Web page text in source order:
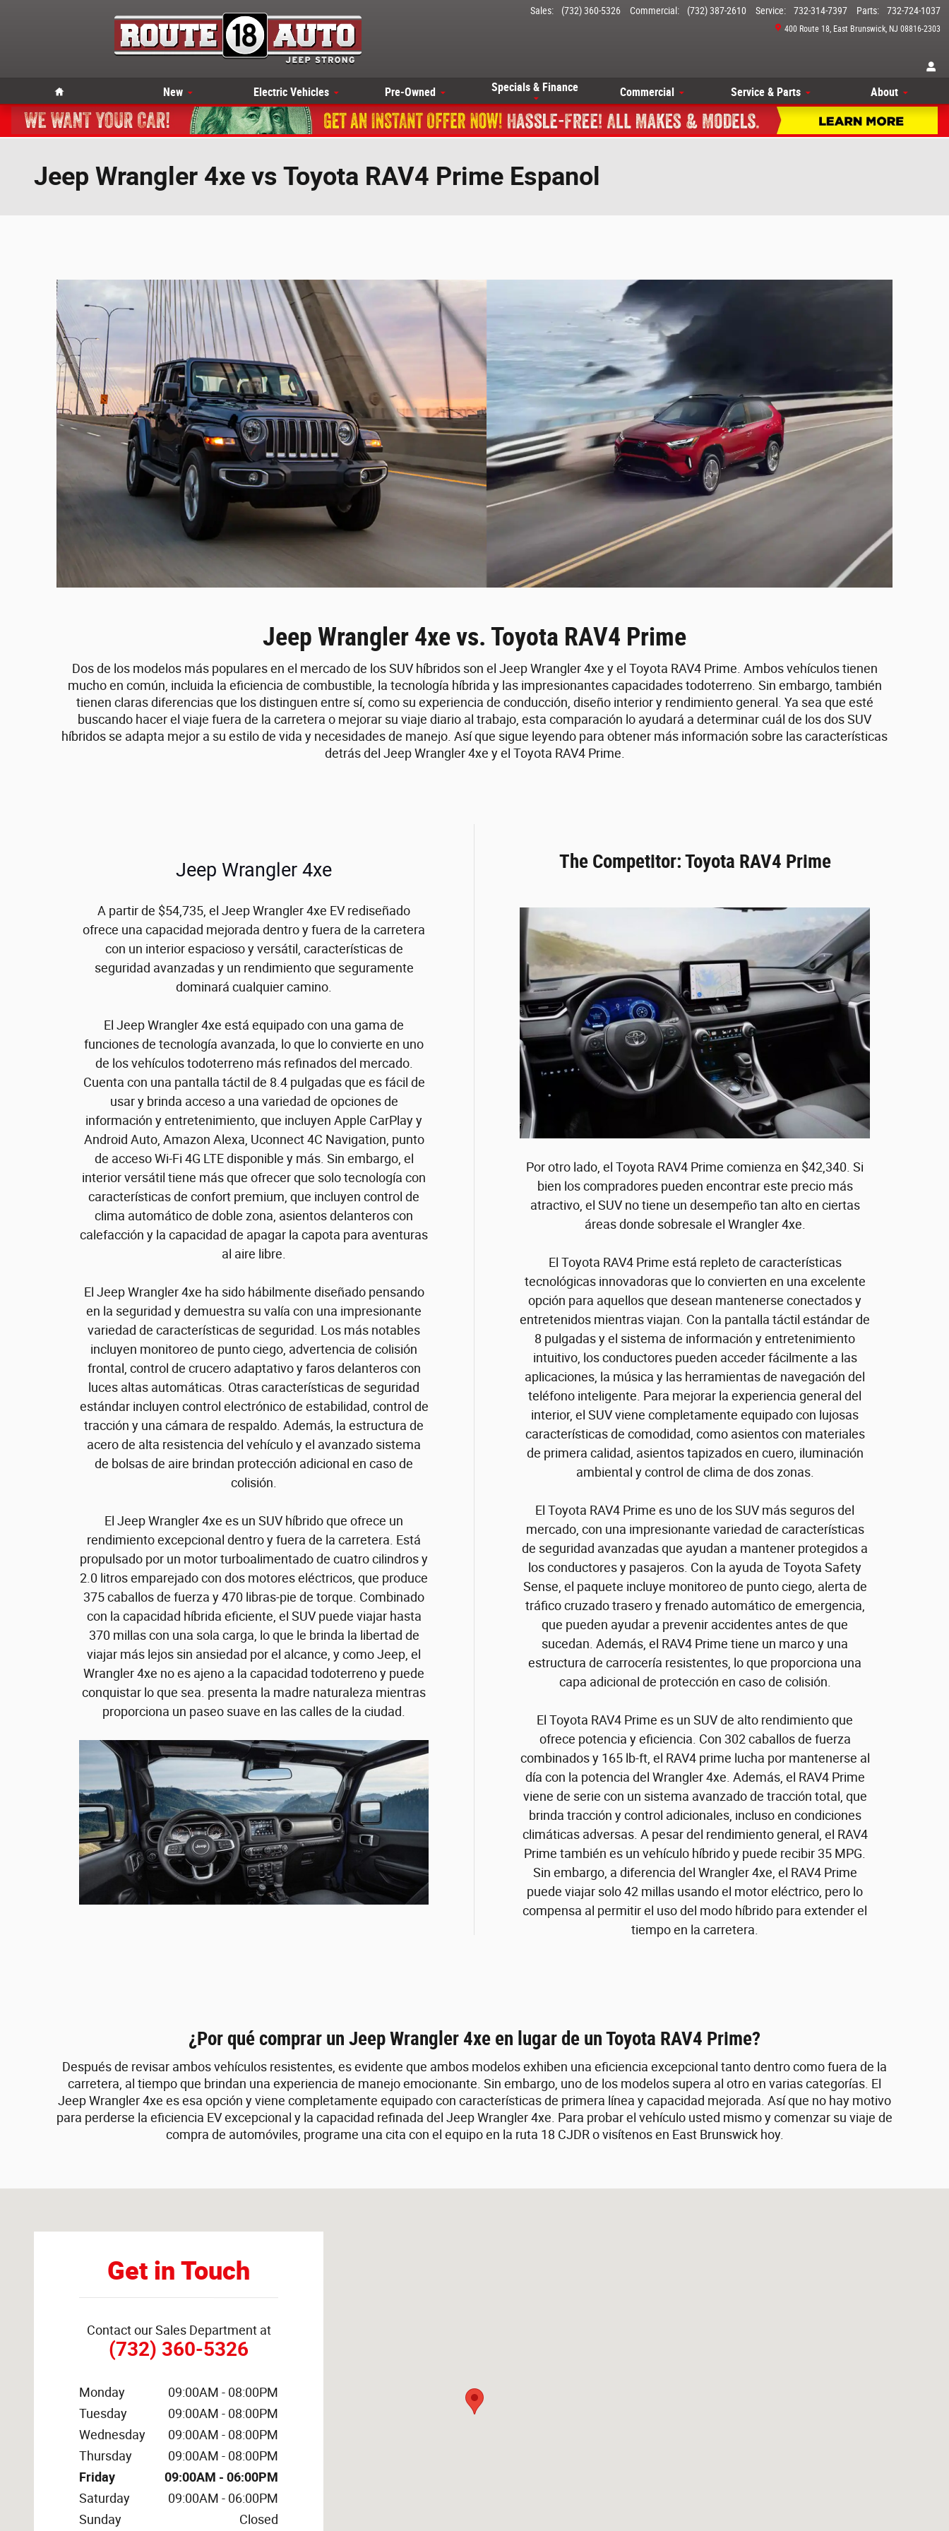
400 Route 18 East Brunswick, NJ 08816-2303
Sales: (732) 360-5326 Commercial: (732) 387-2610 Service: 732-314-7397 Parts: 732-724-1037
New Electric Vehicles Pre-Owned Specials & Finance Commercial Service & Parts About
Jeep Wrangler 4xe vs Toyota RAV4 Prime Espanol
Jeep Wrangler 4xe vs. Toyota RAV4 Prime
Dos de los modelos más populares en el mercado de los SUV híbridos son el Jeep Wrangler 4xe y el Toyota RAV4 Prime. Ambos vehículos tienen
mucho en común, incluida la eficiencia de combustible, la tecnología híbrida y las impresionantes capacidades todoterreno. Sin embargo, también
tienen claras diferencias que los distinguen entre sí, como su experiencia de conducción, diseño interior y rendimiento general. Ya sea que esté
buscando hacer el viaje fuera de la carretera o mejorar su viaje diario al trabajo, esta comparación lo ayudará a determinar cuál de los dos SUV
híbridos se adapta mejor a su estilo de vida y necesidades de manejo. Así que sigue leyendo para obtener más información sobre las características
detrás del Jeep Wrangler 4xe y el Toyota RAV4 Prime.
Jeep Wrangler 4xe
A partir de $54,735, el Jeep Wrangler 4xe EV rediseñado
ofrece una capacidad mejorada dentro y fuera de la carretera
con un interior espacioso y versátil, características de
seguridad avanzadas y un rendimiento que seguramente
dominará cualquier camino.
El Jeep Wrangler 4xe está equipado con una gama de
funciones de tecnología avanzada, lo que lo convierte en uno
de los vehículos todoterreno más refinados del mercado.
Cuenta con una pantalla táctil de 8.4 pulgadas que es fácil de
usar y brinda acceso a una variedad de opciones de
información y entretenimiento, que incluyen Apple CarPlay y
Android Auto, Amazon Alexa, Uconnect 4C Navigation, punto
de acceso Wi-Fi 4G LTE disponible y más. Sin embargo, el
interior versátil tiene más que ofrecer que solo tecnología con
características de confort premium, que incluyen control de
clima automático de doble zona, asientos delanteros con
calefacción y la capacidad de apagar la capota para aventuras
al aire libre.
El Jeep Wrangler 4xe ha sido hábilmente diseñado pensando
en la seguridad y demuestra su valía con una impresionante
variedad de características de seguridad. Los más notables
incluyen monitoreo de punto ciego, advertencia de colisión
frontal, control de crucero adaptativo y faros delanteros con
luces altas automáticas. Otras características de seguridad
estándar incluyen control electrónico de estabilidad, control de
tracción y una cámara de respaldo. Además, la estructura de
acero de alta resistencia del vehículo y el avanzado sistema
de bolsas de aire brindan protección adicional en caso de
colisión.
El Jeep Wrangler 4xe es un SUV híbrido que ofrece un
rendimiento excepcional dentro y fuera de la carretera. Está
propulsado por un motor turboalimentado de cuatro cilindros y
2.0 litros emparejado con dos motores eléctricos, que produce
375 caballos de fuerza y ​​470 libras-pie de torque. Combinado
con la capacidad híbrida eficiente, el SUV puede viajar hasta
370 millas con una sola carga, lo que le brinda la libertad de
viajar más lejos sin ansiedad por el alcance, y como Jeep, el
Wrangler 4xe no es ajeno a la capacidad todoterreno y puede
conquistar lo que sea. presenta la madre naturaleza mientras
proporciona un paseo suave en las calles de la ciudad.
The Competitor: Toyota RAV4 Prime
Por otro lado, el Toyota RAV4 Prime comienza en $42,340. Si
bien los compradores pueden encontrar este precio más
atractivo, el SUV no tiene un desempeño tan alto en ciertas
áreas donde sobresale el Wrangler 4xe.
El Toyota RAV4 Prime está repleto de características
tecnológicas innovadoras que lo convierten en una excelente
opción para aquellos que desean mantenerse conectados y
entretenidos mientras viajan. Con la pantalla táctil estándar de
8 pulgadas y el sistema de información y entretenimiento
intuitivo, los conductores pueden acceder fácilmente a las
aplicaciones, la música y las herramientas de navegación del
teléfono inteligente. Para mejorar la experiencia general del
interior, el SUV viene completamente equipado con lujosas
características de comodidad, como asientos con materiales
de primera calidad, asientos tapizados en cuero, iluminación
ambiental y control de clima de dos zonas.
El Toyota RAV4 Prime es uno de los SUV más seguros del
mercado, con una impresionante variedad de características
de seguridad avanzadas que ayudan a mantener protegidos a
los conductores y pasajeros. Con la ayuda de Toyota Safety
Sense, el paquete incluye monitoreo de punto ciego, alerta de
tráfico cruzado trasero y frenado automático de emergencia,
que pueden ayudar a prevenir accidentes antes de que
sucedan. Además, el RAV4 Prime tiene un marco y una
estructura de carrocería resistentes, lo que proporciona una
capa adicional de protección en caso de colisión.
El Toyota RAV4 Prime es un SUV de alto rendimiento que
ofrece potencia y eficiencia. Con 302 caballos de fuerza
combinados y 165 lb-ft, el RAV4 prime lucha por mantenerse al
día con la potencia del Wrangler 4xe. Además, el RAV4 Prime
viene de serie con un sistema avanzado de tracción total, que
brinda tracción y control adicionales, incluso en condiciones
climáticas adversas. A pesar del rendimiento general, el RAV4
Prime también es un vehículo híbrido y puede recibir 35 MPG.
Sin embargo, a diferencia del Wrangler 4xe, el RAV4 Prime
puede viajar solo 42 millas usando el motor eléctrico, pero lo
compensa al permitir el uso del modo híbrido para extender el
tiempo en la carretera.
¿Por qué comprar un Jeep Wrangler 4xe en lugar de un Toyota RAV4 Prime?
Después de revisar ambos vehículos resistentes, es evidente que ambos modelos exhiben una eficiencia excepcional tanto dentro como fuera de la
carretera, al tiempo que brindan una experiencia de manejo emocionante. Sin embargo, uno de los modelos supera al otro en varias categorías. El
Jeep Wrangler 4xe es esa opción y viene completamente equipado con características de primera línea y capacidad mejorada. Así que no hay motivo
para perderse la eficiencia EV excepcional y la capacidad refinada del Jeep Wrangler 4xe. Para probar el vehículo usted mismo y comenzar su viaje de
compra de automóviles, programe una cita con el equipo en la ruta 18 CJDR o visítenos en East Brunswick hoy.
Get in Touch
Contact our Sales Department at
(732) 360-5326
Monday
09:00AM - 08:00PM
Tuesday
09:00AM - 08:00PM
Wednesday
09:00AM - 08:00PM
Thursday
09:00AM - 08:00PM
Friday
09:00AM - 06:00PM
Saturday
09:00AM - 06:00PM
Sunday
Closed